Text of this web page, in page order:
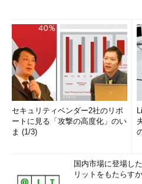
るOSSツールです。Shipyard同
ーを監視できます。Panamaxは
セキュリティベンダー2社のリポ
ートに見る「攻撃の高度化」のい
ま (1/3)
国内市場に登場し
リットをもたらすか